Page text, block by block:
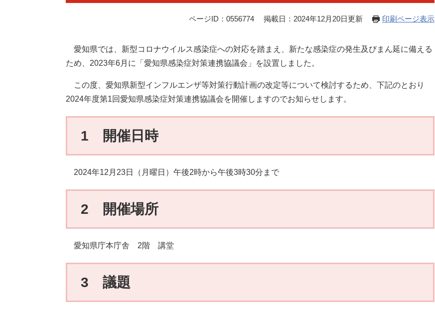
ページID：0556774 掲載日：2024年12月20日更新 印刷ページ表示
愛知県では、新型コロナウイルス感染症への対応を踏まえ、新たな感染症の発生及びまん延に備える
ため、2023年6月に「愛知県感染症対策連携協議会」を設置しました。
この度、愛知県新型インフルエンザ等対策行動計画の改定等について検討するため、下記のとおり
2024年度第1回愛知県感染症対策連携協議会を開催しますのでお知らせします。
1 開催日時
2024年12月23日（月曜日）午後2時から午後3時30分まで
2 開催場所
愛知県庁本庁舎 2階 講堂
3 議題